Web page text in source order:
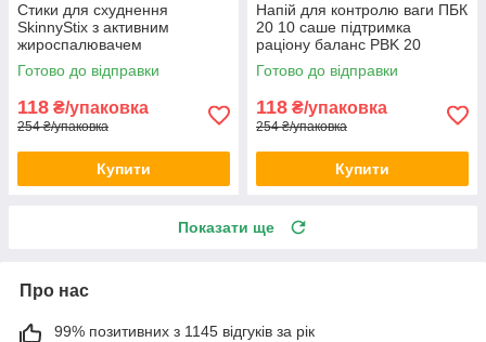
Стики для схуднення
SkinnyStix з активним
жироспалювачем
натуральними інгредієнтами
та екстрактом фруктів opt-
D1100
Готово до відправки
118 ₴/упаковка
254 ₴/упаковка
Купити
Напій для контролю ваги ПБК
20 10 саше підтримка
раціону баланс PBK 20
щоденний комплекс opt-
D1074
Готово до відправки
118 ₴/упаковка
254 ₴/упаковка
Купити
Показати ще
Про нас
99% позитивних з 1145 відгуків за рік